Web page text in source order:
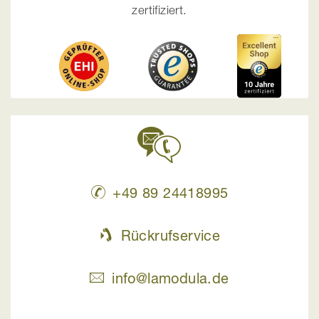
zertifiziert.
+49 89 24418995
Rückrufservice
info@lamodula.de